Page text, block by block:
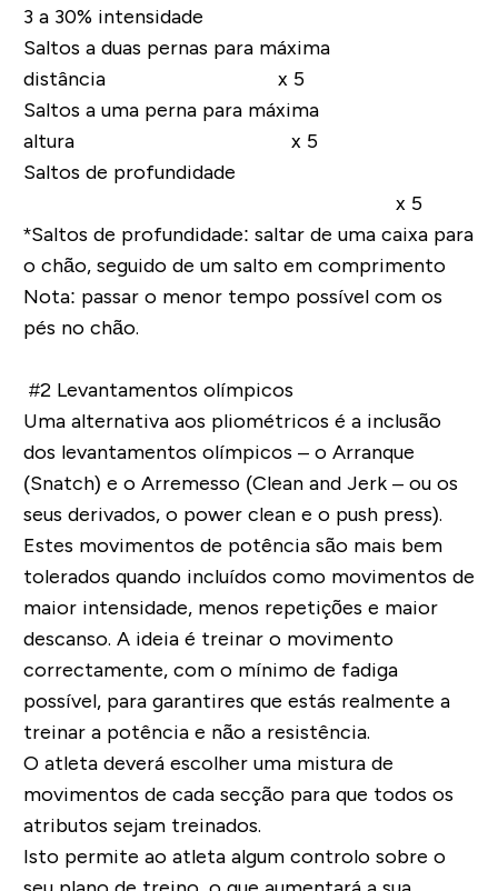
3 a 30% intensidade
Saltos a duas pernas para máxima
distância x 5
Saltos a uma perna para máxima
altura x 5
Saltos de profundidade
x 5
*Saltos de profundidade: saltar de uma caixa para
o chão, seguido de um salto em comprimento
Nota: passar o menor tempo possível com os
pés no chão.
#2 Levantamentos olímpicos
Uma alternativa aos pliométricos é a inclusão
dos levantamentos olímpicos – o Arranque
(Snatch) e o Arremesso (Clean and Jerk – ou os
seus derivados, o power clean e o push press).
Estes movimentos de potência são mais bem
tolerados quando incluídos como movimentos de
maior intensidade, menos repetições e maior
descanso. A ideia é treinar o movimento
correctamente, com o mínimo de fadiga
possível, para garantires que estás realmente a
treinar a potência e não a resistência.
O atleta deverá escolher uma mistura de
movimentos de cada secção para que todos os
atributos sejam treinados.
Isto permite ao atleta algum controlo sobre o